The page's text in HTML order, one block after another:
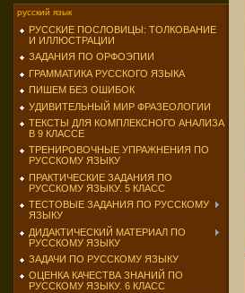
русский язык
РУССКИЕ ПОСЛОВИЦЫ: ТОЛКОВАНИЕ
И ИЛЛЮСТРАЦИИ
ЗАДАНИЯ ПО ОРФОЭПИИ
ГРАММАТИКА РУССКОГО ЯЗЫКА
ПИШЕМ БЕЗ ОШИБОК
УДИВИТЕЛЬНЫЙ МИР ФРАЗЕОЛОГИИ
ТЕКСТЫ ДЛЯ КОМПЛЕКСНОГО АНАЛИЗА
В 9 КЛАССЕ
ТРЕНИРОВОЧНЫЕ УПРАЖНЕНИЯ ПО
РУССКОМУ ЯЗЫКУ
ПРАКТИЧЕСКИЕ ЗАДАНИЯ ПО
РУССКОМУ ЯЗЫКУ. 5 КЛАСС
ТЕСТОВЫЕ ЗАДАНИЯ ПО РУССКОМУ
ЯЗЫКУ
ДИДАКТИЧЕСКИЙ МАТЕРИАЛ ПО
РУССКОМУ ЯЗЫКУ
ЗАДАЧИ ПО РУССКОМУ ЯЗЫКУ
ОЦЕНКА КАЧЕСТВА ЗНАНИЙ ПО
РУССКОМУ ЯЗЫКУ. 6 КЛАСС